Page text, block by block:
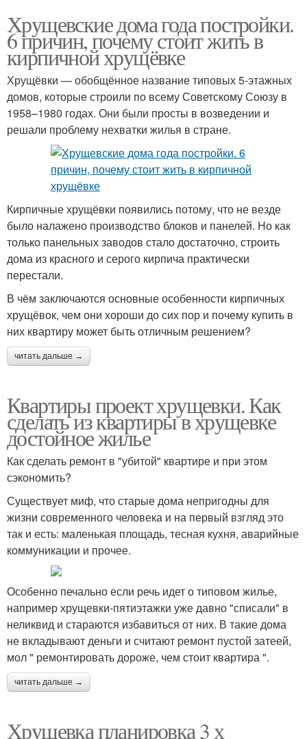
Хрущевские дома года постройки.
6 причин, почему стоит жить в
кирпичной хрущёвке
Хрущёвки — обобщённое название типовых 5-этажных
домов, которые строили по всему Советскому Союзу в
1958–1980 годах. Они были просты в возведении и
решали проблему нехватки жилья в стране.
Кирпичные хрущёвки появились потому, что не везде
было налажено производство блоков и панелей. Но как
только панельных заводов стало достаточно, строить
дома из красного и серого кирпича практически
перестали.
В чём заключаются основные особенности кирпичных
хрущёвок, чем они хороши до сих пор и почему купить в
них квартиру может быть отличным решением?
читать дальше →
Квартиры проект хрущевки. Как
сделать из квартиры в хрущевке
достойное жилье
Как сделать ремонт в "убитой" квартире и при этом
сэкономить?
Существует миф, что старые дома непригодны для
жизни современного человека и на первый взгляд это
так и есть: маленькая площадь, тесная кухня, аварийные
коммуникации и прочее.
Особенно печально если речь идет о типовом жилье,
например хрущевки-пятиэтажки уже давно "списали" в
неликвид и стараются избавиться от них. В такие дома
не вкладывают деньги и считают ремонт пустой затеей,
мол " ремонтировать дороже, чем стоит квартира ".
читать дальше →
Хрущевка планировка 3 х